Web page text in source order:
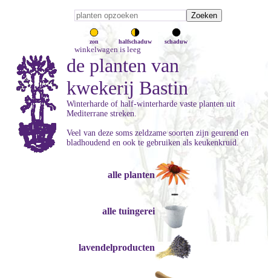
zon halfschaduw schaduw
winkelwagen is leeg
de planten van
kwekerij Bastin
Winterharde of half-winterharde vaste planten uit
Mediterrane streken.
Veel van deze soms zeldzame soorten zijn geurend en
bladhoudend en ook te gebruiken als keukenkruid.
alle planten
alle tuingerei
lavendelproducten